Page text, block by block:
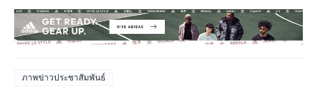
ภาพข่าวประชาสัมพันธ์